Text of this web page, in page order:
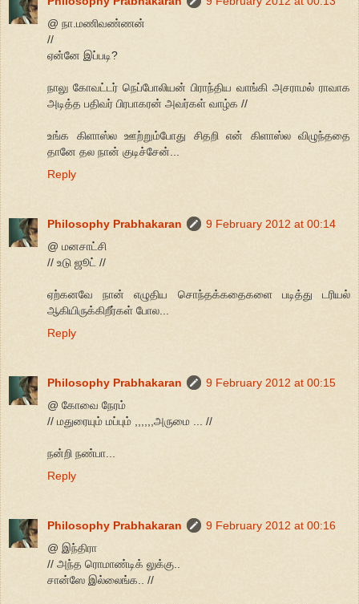
@ நா.மணிவண்ணன்
//
ஏன்னே இப்படி?
நாலு கோவட்டர் நெப்போலியன் பிராந்திய வாங்கி அசராமல் ராவாக
அடித்த பதிவர் பிரபாகரன் அவர்கள் வாழ்க //
உங்க கிளாஸ்ல ஊற்றும்போது சிதறி என் கிளாஸ்ல விழுந்ததை
தானே தல நான் குடிச்சேன்...
Reply
Philosophy Prabhakaran
9 February 2012 at 00:14
@ மனசாட்சி
// உடு ஜூட் //
ஏற்கனவே நான் எழுதிய சொந்தக்கதைகளை படித்து டரியல்
ஆகியிருக்கிறீர்கள் போல...
Reply
Philosophy Prabhakaran
9 February 2012 at 00:15
@ கோவை நேரம்
// மதுரையும் மப்பும் ,,,,,,அருமை ... //
நன்றி நண்பா...
Reply
Philosophy Prabhakaran
9 February 2012 at 00:16
@ இந்திரா
// அந்த ரொமாண்டிக் லுக்கு..
சான்ஸே இல்லைங்க.. //